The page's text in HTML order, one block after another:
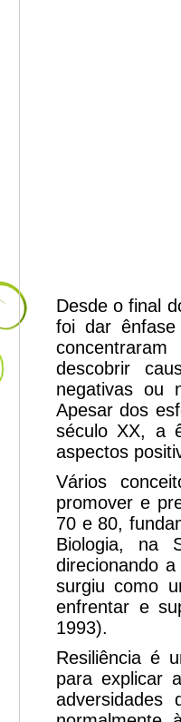
Desde o final
foi dar ênfase
descobrir
negativas ou
Apesar dos
século XX, a
aspectos
Vários
promover e
70 e 80,
Biologia, na
direcionando
surgiu como
enfrentar e
1993).
Resiliência é
para explicar
adversidades